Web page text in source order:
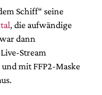
Schiff“ seine
, die aufwändige
dann
Stream
mit FFP2-Maske